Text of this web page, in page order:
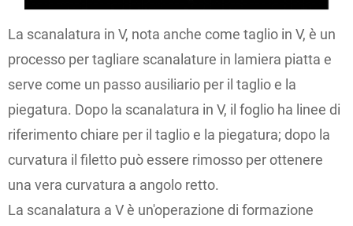
La scanalatura in V, nota anche come taglio in V, è un
processo per tagliare scanalature in lamiera piatta e
serve come un passo ausiliario per il taglio e la
piegatura. Dopo la scanalatura in V, il foglio ha linee di
riferimento chiare per il taglio e la piegatura; dopo la
curvatura il filetto può essere rimosso per ottenere
una vera curvatura a angolo retto.
La scanalatura a V è un'operazione di formazione